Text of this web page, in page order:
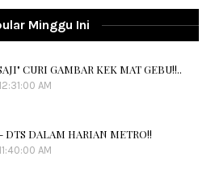
Minggu Ini
CURI GAMBAR KEK MAT GEBU!!..
AM
DTS DALAM HARIAN METRO!!
AM